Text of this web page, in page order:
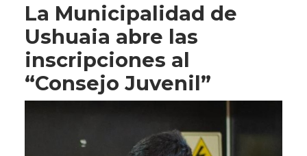
La Municipalidad de
Ushuaia abre las
inscripciones al
“Consejo Juvenil”